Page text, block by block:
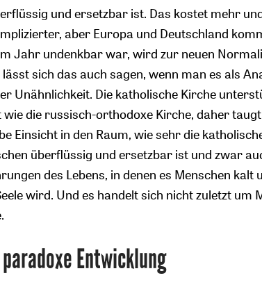
und ersetzbar ist. Das kostet mehr
aber Europa und Deutschland
Jahr undenkbar war, wird zur neuen
sich das auch sagen, wenn man es als
Unähnlichkeit. Die katholische Kirche
die russisch-orthodoxe Kirche, daher
Einsicht in den Raum, wie sehr die
überflüssig und ersetzbar ist und zwar
des Lebens, in denen es Menschen kalt
wird. Und es handelt sich nicht zuletzt um
Entwicklung